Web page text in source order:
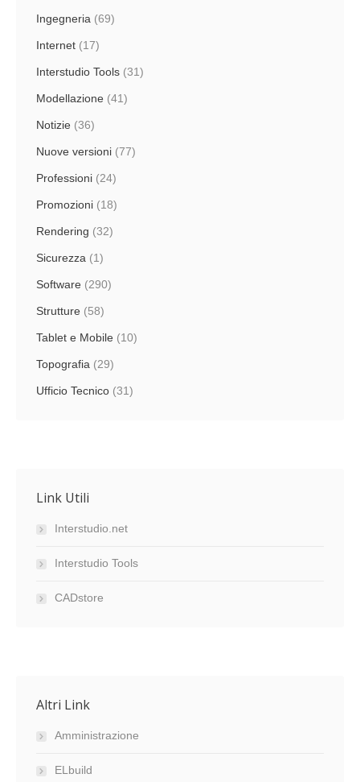
Ingegneria (69)
Internet (17)
Interstudio Tools (31)
Modellazione (41)
Notizie (36)
Nuove versioni (77)
Professioni (24)
Promozioni (18)
Rendering (32)
Sicurezza (1)
Software (290)
Strutture (58)
Tablet e Mobile (10)
Topografia (29)
Ufficio Tecnico (31)
Link Utili
Interstudio.net
Interstudio Tools
CADstore
Altri Link
Amministrazione
ELbuild